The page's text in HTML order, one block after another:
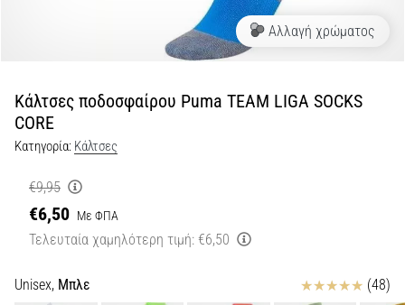
άρθρων
Αλλαγή χρώματος
Κάλτσες ποδοσφαίρου Puma TEAM LIGA SOCKS
CORE
Κατηγορία: Κάλτσες
€9,95
€6,50 Με ΦΠΑ
Τελευταία χαμηλότερη τιμή: €6,50
Unisex, Μπλε Κριτικές (48)